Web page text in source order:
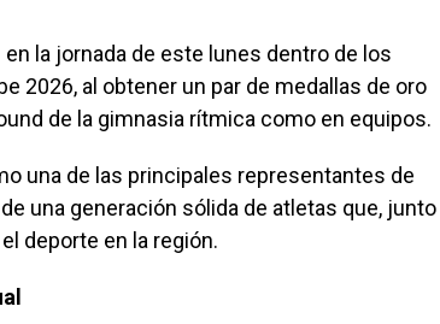
la jornada de este lunes dentro de los
2026, al obtener un par de medallas de oro
de la gimnasia rítmica como en equipos.
una de las principales representantes de
una generación sólida de atletas que, junto
deporte en la región.